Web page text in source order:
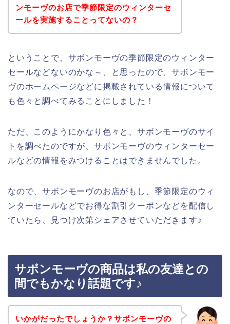
ンモーヴのお店で季節限定のウィンターセ
ールを実施することってないの？
ということで、サボンモーヴの季節限定のウィンター
セールなどないのかな～、と思ったので、サボンモー
ヴのホームページなどに掲載されている情報について
も色々と調べてみることにしました！
ただ、このようにかなり色々と、サボンモーヴのサイ
トを調べたのですが、サボンモーヴのウィンターセー
ルなどの情報をみつけることはできませんでした。
なので、サボンモーヴのお店がもし、季節限定のウィ
ンターセールなどでお得な割引クーポンなどを配信し
ていたら、見つけ次第シェアさせていただきます♪
サボンモーヴの商品は私の友達との
間でもかなり話題です♪
いかがだったでしょうか？サボンモーヴの